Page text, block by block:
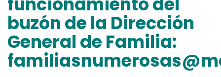
buzón de la Dirección
General de Familia: